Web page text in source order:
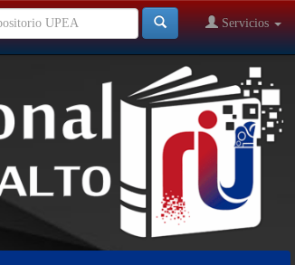
Servicios